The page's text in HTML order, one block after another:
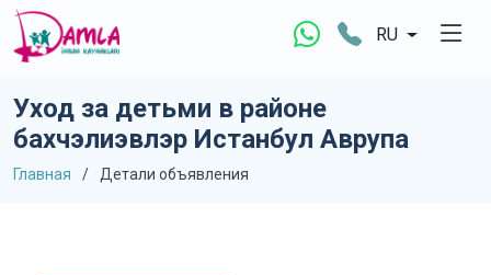
RU
Уход за детьми в районе
бахчэлиэвлэр Истанбул Аврупа
Главная Детали объявления